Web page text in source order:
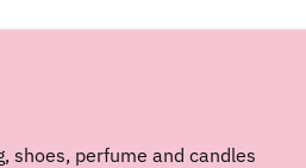
shoes, perfume and candles